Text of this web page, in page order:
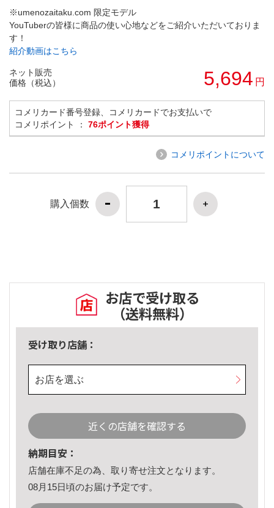
※umenozaitaku.com 限定モデル
YouTuberの皆様に商品の使い心地などをご紹介いただいておりま
す！
紹介動画はこちら
ネット販売
価格（税込）
5,694 円
コメリカード番号登録、コメリカードでお支払いで
コメリポイント ： 76ポイント獲得
コメリポイントについて
購入個数
お店で受け取る
（送料無料）
受け取り店舗：
お店を選ぶ
近くの店舗を確認する
納期目安：
店舗在庫不足の為、取り寄せ注文となります。
08月15日頃のお届け予定です。